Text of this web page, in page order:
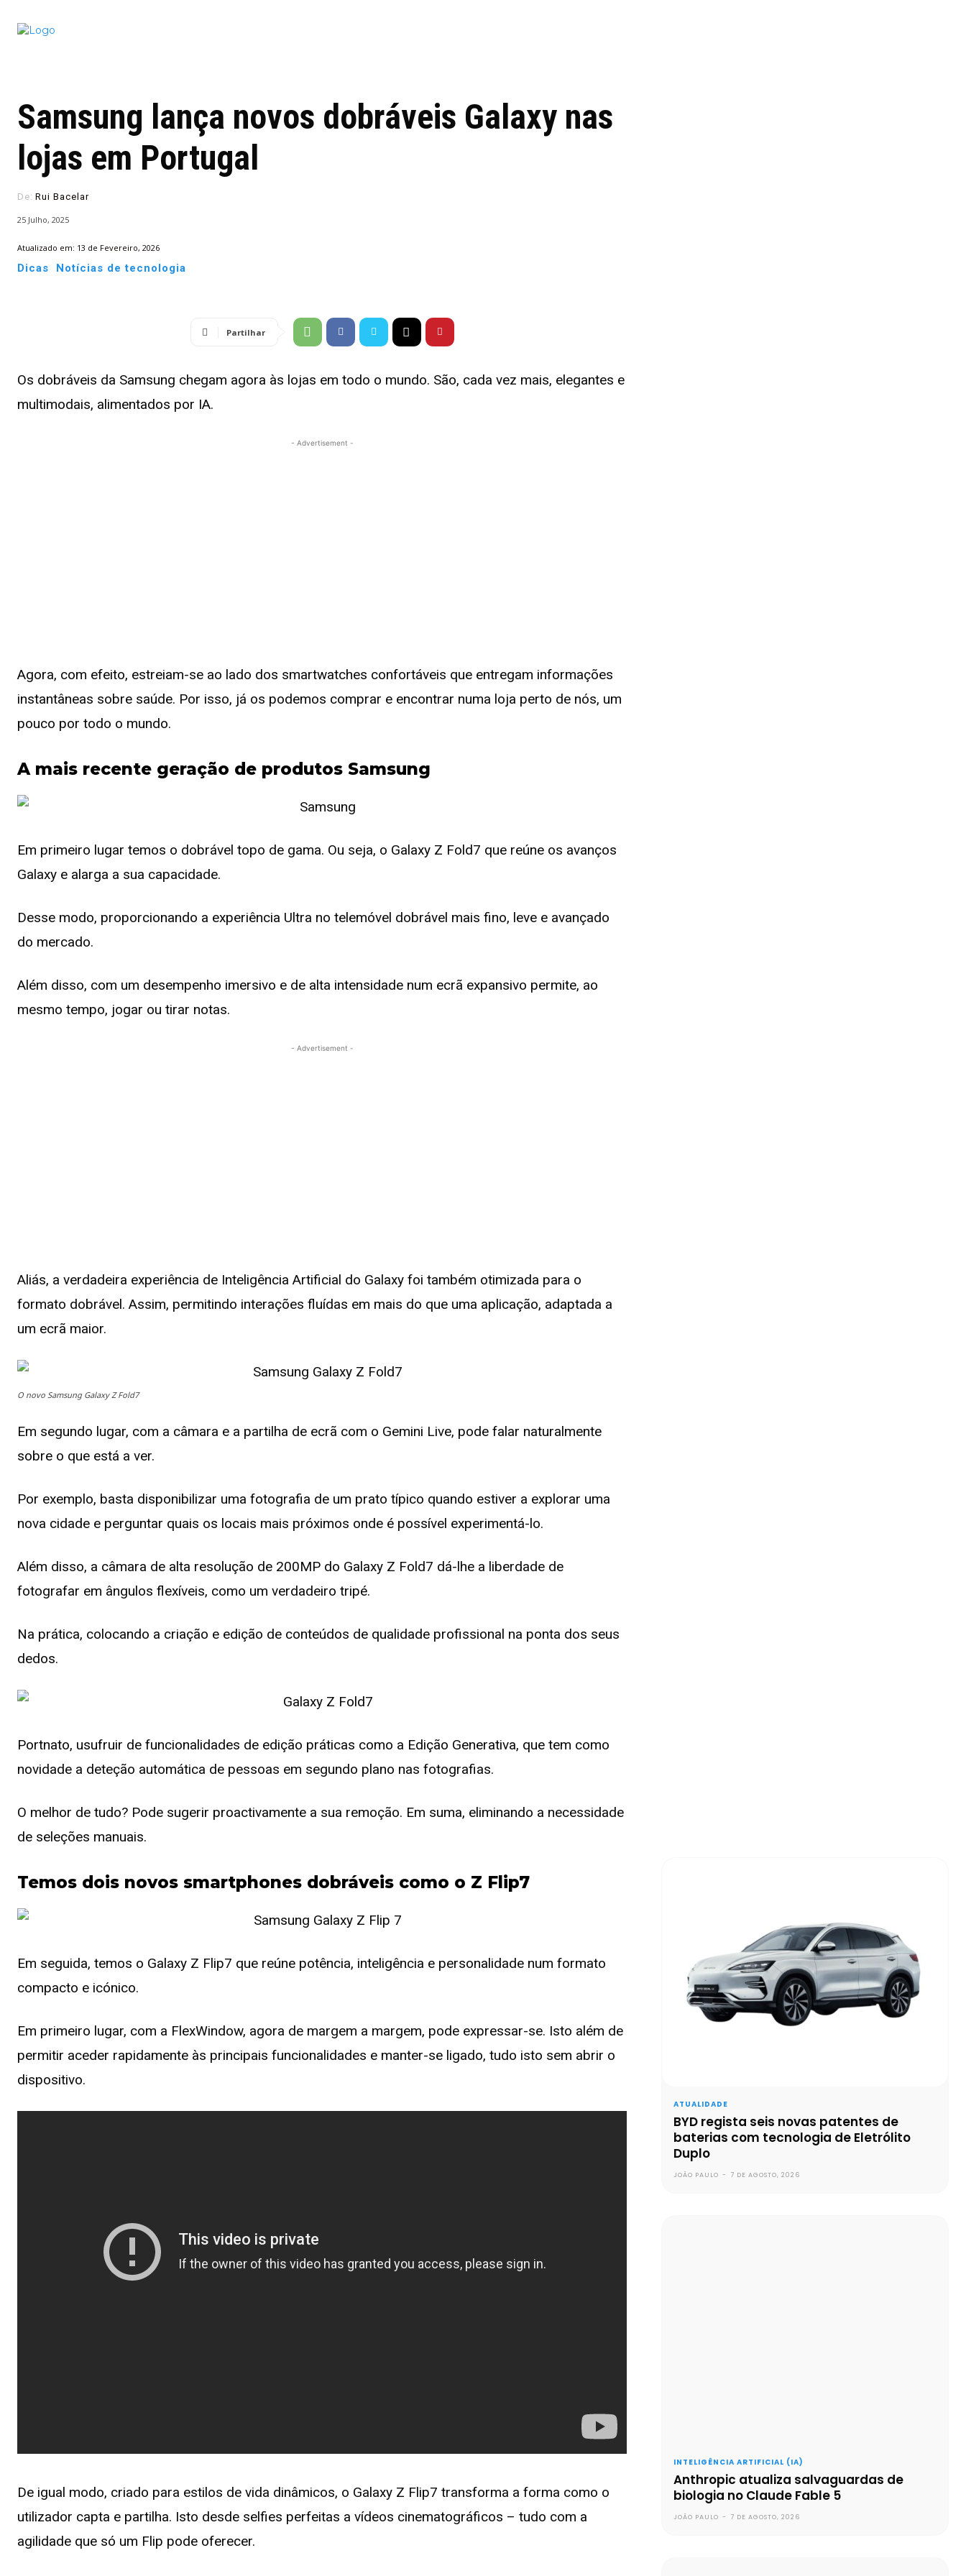
Samsung lança novos dobráveis Galaxy nas
lojas em Portugal
De: Rui Bacelar
25 Julho, 2025
Atualizado em: 13 de Fevereiro, 2026
Dicas Notícias de tecnologia
Partilhar
Os dobráveis da Samsung chegam agora às lojas em todo o mundo. São, cada vez mais, elegantes e
multimodais, alimentados por IA.
- Advertisement -
Agora, com efeito, estreiam-se ao lado dos smartwatches confortáveis que entregam informações
instantâneas sobre saúde. Por isso, já os podemos comprar e encontrar numa loja perto de nós, um
pouco por todo o mundo.
A mais recente geração de produtos Samsung
Em primeiro lugar temos o dobrável topo de gama. Ou seja, o Galaxy Z Fold7 que reúne os avanços
Galaxy e alarga a sua capacidade.
Desse modo, proporcionando a experiência Ultra no telemóvel dobrável mais fino, leve e avançado
do mercado.
Além disso, com um desempenho imersivo e de alta intensidade num ecrã expansivo permite, ao
mesmo tempo, jogar ou tirar notas.
- Advertisement -
Aliás, a verdadeira experiência de Inteligência Artificial do Galaxy foi também otimizada para o
formato dobrável. Assim, permitindo interações fluídas em mais do que uma aplicação, adaptada a
um ecrã maior.
O novo Samsung Galaxy Z Fold7
Em segundo lugar, com a câmara e a partilha de ecrã com o Gemini Live, pode falar naturalmente
sobre o que está a ver.
Por exemplo, basta disponibilizar uma fotografia de um prato típico quando estiver a explorar uma
nova cidade e perguntar quais os locais mais próximos onde é possível experimentá-lo.
Além disso, a câmara de alta resolução de 200MP do Galaxy Z Fold7 dá-lhe a liberdade de
fotografar em ângulos flexíveis, como um verdadeiro tripé.
Na prática, colocando a criação e edição de conteúdos de qualidade profissional na ponta dos seus
dedos.
Portnato, usufruir de funcionalidades de edição práticas como a Edição Generativa, que tem como
novidade a deteção automática de pessoas em segundo plano nas fotografias.
O melhor de tudo? Pode sugerir proactivamente a sua remoção. Em suma, eliminando a necessidade
de seleções manuais.
Temos dois novos smartphones dobráveis como o Z Flip7
Em seguida, temos o Galaxy Z Flip7 que reúne potência, inteligência e personalidade num formato
compacto e icónico.
Em primeiro lugar, com a FlexWindow, agora de margem a margem, pode expressar-se. Isto além de
permitir aceder rapidamente às principais funcionalidades e manter-se ligado, tudo isto sem abrir o
dispositivo.
De igual modo, criado para estilos de vida dinâmicos, o Galaxy Z Flip7 transforma a forma como o
utilizador capta e partilha. Isto desde selfies perfeitas a vídeos cinematográficos – tudo com a
agilidade que só um Flip pode oferecer.
ATUALIDADE
BYD regista seis novas patentes de
baterias com tecnologia de Eletrólito
Duplo
JOÃO PAULO - 7 DE AGOSTO, 2026
INTELIGÊNCIA ARTIFICIAL (IA)
Anthropic atualiza salvaguardas de
biologia no Claude Fable 5
JOÃO PAULO - 7 DE AGOSTO, 2026